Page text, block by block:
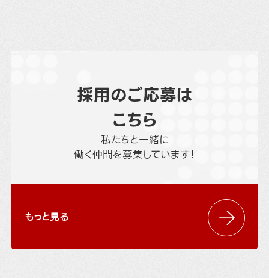
採用のご応募は
こちら
私たちと一緒に
働く仲間を募集しています！
もっと見る